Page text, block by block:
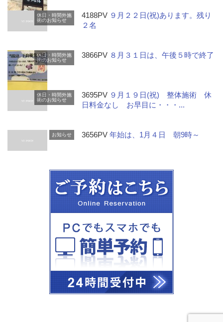
休日・時間外施
術のお知らせ
4188PV ９月２２日(祝)あります。残り
２名
休日・時間外施
術のお知らせ
3866PV ８月３１日は、午後５時で終了
休日・時間外施
術のお知らせ
3695PV ９月１９日(祝) 整体施術 休
日料金なし お早目に・・・...
お知らせ 3656PV年始は、1月４日 朝9時～